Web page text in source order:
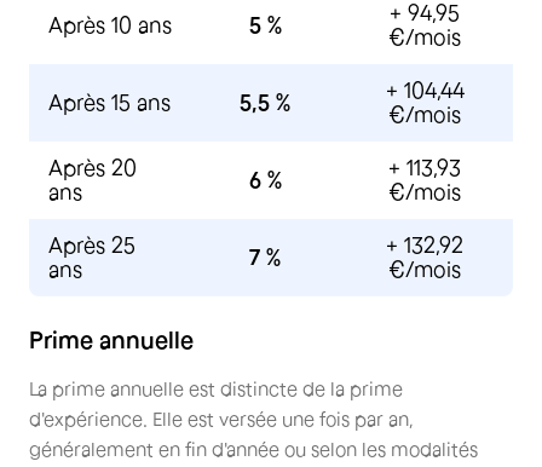
Après 10 ans 5 %
+ 94,95
€/mois
Après 15 ans 5,5 %
+ 104,44
€/mois
Après 20
ans
6 %
+ 113,93
€/mois
Après 25
ans
7 %
+ 132,92
€/mois
Prime annuelle
La prime annuelle est distincte de la prime
d'expérience. Elle est versée une fois par an,
généralement en fin d'année ou selon les modalités